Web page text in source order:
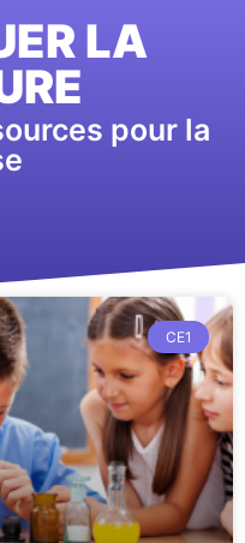
LA
pour la
CE1